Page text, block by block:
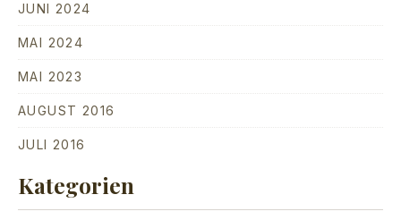
JUNI 2024
MAI 2024
MAI 2023
AUGUST 2016
JULI 2016
Kategorien